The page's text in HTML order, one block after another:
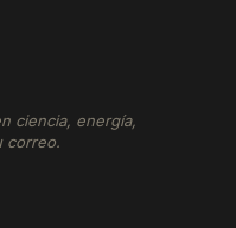
ciencia, energía,
correo.